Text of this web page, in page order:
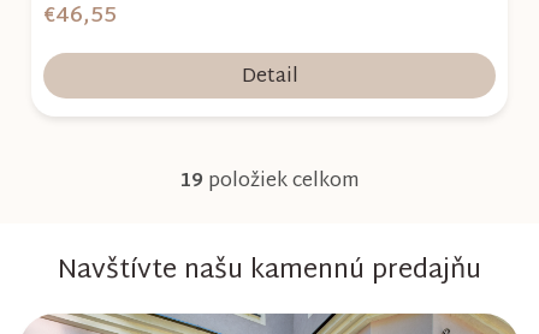
€46,55
Detail
O
l
á
19 položiek celkom
Navštívte našu kamennú predajňu